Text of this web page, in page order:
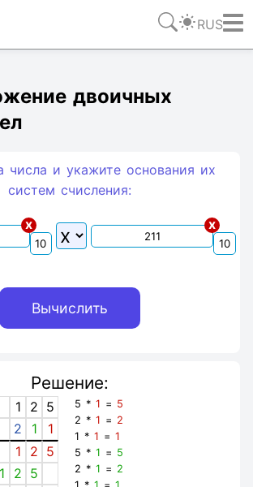
RUS
двоичных
числа и укажите основания их
систем счиcления:
x x
Решение:
1 2 5
2
1 1
1 2 5
1
2 5
5 *1 = 5
2 *1 = 2
1 *1 =1
5 *1 = 5
2 *1 = 2